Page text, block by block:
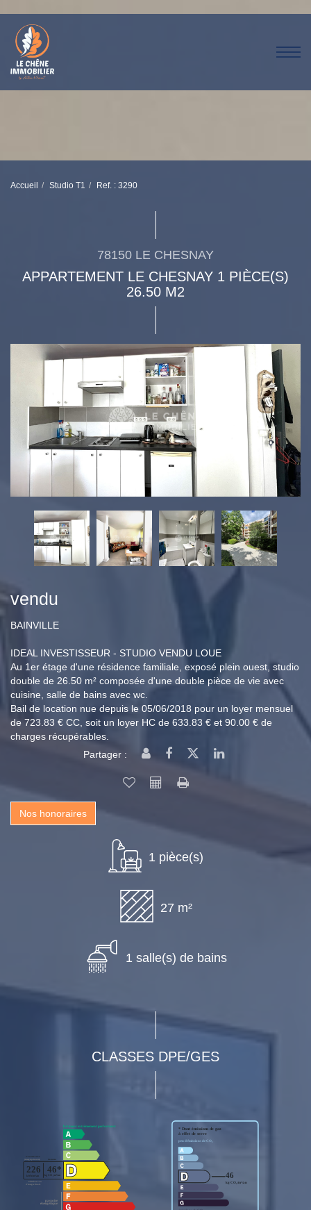
Accueil Studio T1 Ref. : 3290
78150 LE CHESNAY
APPARTEMENT LE CHESNAY 1 PIÈCE(S)
26.50 M2
vendu
BAINVILLE
IDEAL INVESTISSEUR - STUDIO VENDU LOUE
Au 1er étage d'une résidence familiale, exposé plein ouest, studio
double de 26.50 m² composée d'une double pièce de vie avec
cuisine, salle de bains avec wc.
Bail de location nue depuis le 05/06/2018 pour un loyer mensuel
de 723.83 € CC, soit un loyer HC de 633.83 € et 90.00 € de
charges récupérables.
Partager :
Nos honoraires
1 pièce(s)
27 m²
1 salle(s) de bains
CLASSES DPE/GES